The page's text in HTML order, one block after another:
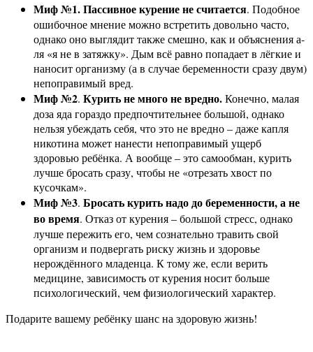
Миф №1. Пассивное курение не считается. Подобное
ошибочное мнение можно встретить довольно часто,
однако оно выглядит также смешно, как и объяснения а-
ля «я не в затяжку». Дым всё равно попадает в лёгкие и
наносит организму (а в случае беременности сразу двум)
непоправимый вред.
Миф №2. Курить не много не вредно.Конечно, малая
доза яда гораздо предпочтительнее большой, однако
нельзя убеждать себя, что это не вредно – даже капля
никотина может нанести непоправимый ущерб
здоровью ребёнка. А вообще – это самообман, курить
лучше бросать сразу, чтобы не «отрезать хвост по
кусочкам».
Миф №3. Бросать курить надо до беременности, а не
во время. Отказ от курения – большой стресс, однако
лучше пережить его, чем сознательно травить свой
организм и подвергать риску жизнь и здоровье
нерождённого младенца. К тому же, если верить
медицине, зависимость от курения носит больше
психологический, чем физиологический характер.
Подарите вашему ребёнку шанс на здоровую жизнь!